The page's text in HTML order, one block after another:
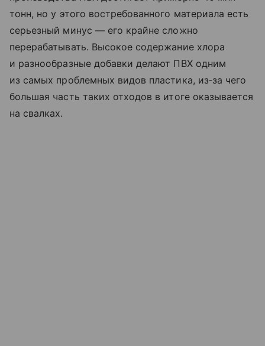
тонн, но у этого востребованного материала есть
серьезный минус — его крайне сложно
перерабатывать. Высокое содержание хлора
и разнообразные добавки делают ПВХ одним
из самых проблемных видов пластика, из‑за чего
большая часть таких отходов в итоге оказывается
на свалках.